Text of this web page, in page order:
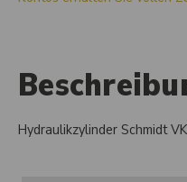
Hydraulikzylinder Schmidt